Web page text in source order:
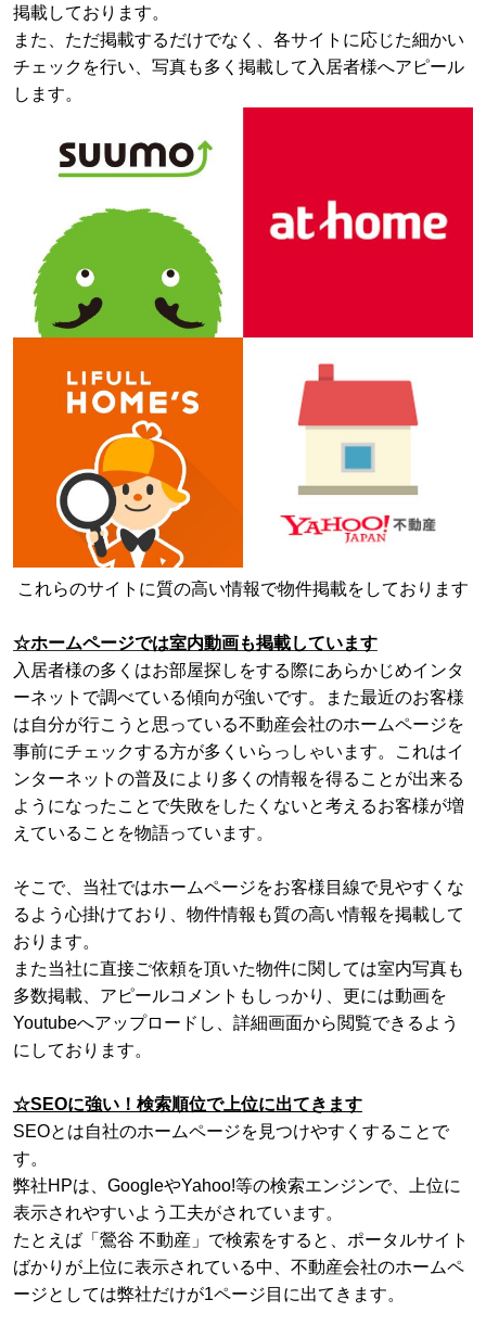
掲載しております。
また、ただ掲載するだけでなく、各サイトに応じた細かい
チェックを行い、写真も多く掲載して 入居者様へアピール
します。
これらのサイトに質の高い情報で物件掲載をしております
☆ホームページでは室内動画も掲載しています
入居者様の多くはお部屋探しをする際にあらかじめインタ
ーネットで調べている傾向が強いです。また最近のお客様
は自分が行こうと思っている不動産会社のホームページを
事前にチェックする方が多くいらっしゃいます。これはイ
ンターネットの普及により多くの情報を得ることが出来る
ようになったことで失敗をしたくないと考えるお客様が増
えていることを物語っています。
そこで、当社ではホームページをお客様目線で見やすくな
るよう心掛けており、物件情報も質の高い情報を掲載して
おります。
また当社に直接ご依頼を頂いた物件に関しては室内写真も
多数掲載、アピールコメントもしっかり、更には動画を
Youtubeへアップロードし、詳細画面から閲覧できるよう
にしております。
☆SEOに強い！検索順位で上位に出てきます
SEOとは自社のホームページを見つけやすくすることで
す。
弊社HPは、GoogleやYahoo!等の検索エンジンで、上位に
表示されやすいよう工夫がされています。
たとえば「鶯谷 不動産」で検索をすると、ポータルサイト
ばかりが上位に表示されている中、不動産会社のホームペ
ージとしては弊社だけが1ページ目に出てきます。